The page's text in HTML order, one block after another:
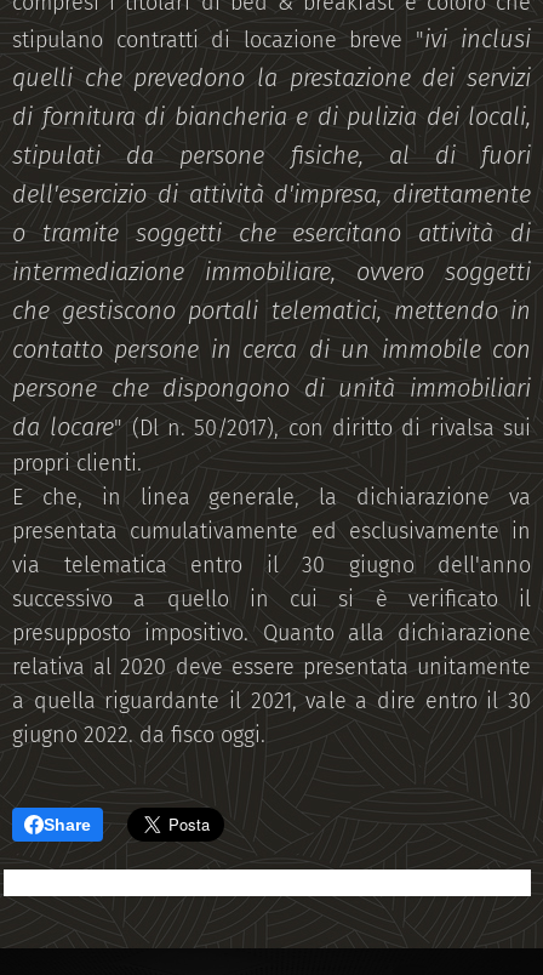
stipulano contratti di locazione breve "ivi inclusi
quelli che prevedono la prestazione dei servizi
di fornitura di biancheria e di pulizia dei locali,
stipulati da persone fisiche, al di fuori
dell'esercizio di attività d'impresa, direttamente
o tramite soggetti che esercitano attività di
intermediazione immobiliare, ovvero soggetti
che gestiscono portali telematici, mettendo in
contatto persone in cerca di un immobile con
persone che dispongono di unità immobiliari
da locare" (Dl n. 50/2017), con diritto di rivalsa sui
propri clienti.
E che, in linea generale, la dichiarazione va
presentata cumulativamente ed esclusivamente in
via telematica entro il 30 giugno dell'anno
successivo a quello in cui si è verificato il
presupposto impositivo. Quanto alla dichiarazione
relativa al 2020 deve essere presentata unitamente
a quella riguardante il 2021, vale a dire entro il 30
giugno 2022. da fisco oggi.
Share